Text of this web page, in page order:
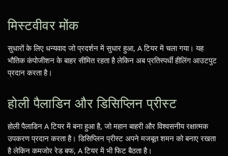
मिस्टवीवर मोंक
सुधारों के लिए धन्यवाद जो प्रदर्शन में सुधार हुआ, A टियर में चला गया। यह
भौतिक कंपोजीशन के बाहर सीमित रहता है लेकिन अब प्रतिस्पर्धी हीलिंग आउटपुट
प्रदान करता है।
होली पैलाडिन और डिसिप्लिन प्रीस्ट
होली पैलाडिन A टियर में बना हुआ है, जो महान बाहरी और विश्वसनीय रक्षात्मक
उपकरण प्रदान करता है। डिसिप्लिन प्रीस्ट अपने मजबूत शमन को बनाए रखता
है लेकिन कमजोर रेड बफ, A टियर में भी फिट बैठता है।